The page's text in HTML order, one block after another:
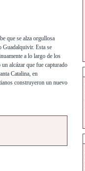
que se alza orgullosa
Guadalquivir. Esta se
a lo largo de los
alcázar que fue capturado
Catalina, en
construyeron un nuevo